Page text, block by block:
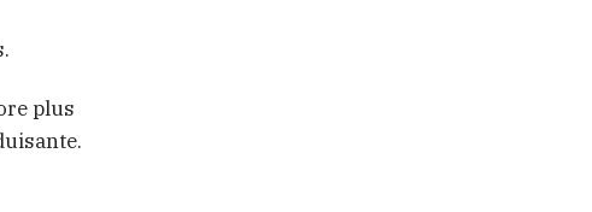
plus